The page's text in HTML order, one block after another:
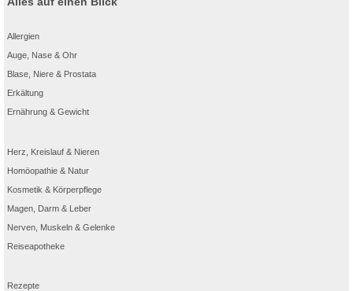
Allergien
Auge, Nase & Ohr
Blase, Niere & Prostata
Erkältung
Ernährung & Gewicht
Herz, Kreislauf & Nieren
Homöopathie & Natur
Kosmetik & Körperpflege
Magen, Darm & Leber
Nerven, Muskeln & Gelenke
Reiseapotheke
Rezepte